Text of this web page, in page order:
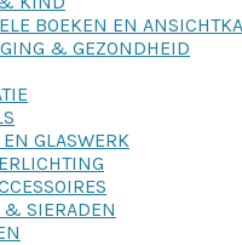
BOEKEN EN
& GEZONDHEID
EN GLASWERK
& SIERADEN